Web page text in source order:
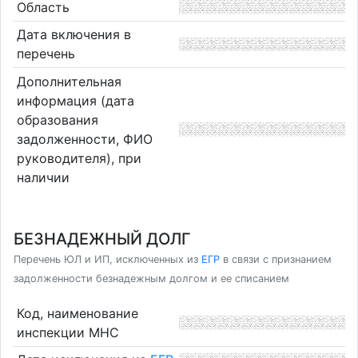
Область
Дата включения в
перечень
Дополнительная
информация (дата
образования
задолженности, ФИО
руководителя), при
наличии
БЕЗНАДЕЖНЫЙ ДОЛГ
Перечень ЮЛ и ИП, исключенных из ЕГР в связи с признанием
задолженности безнадежным долгом и ее списанием
Код, наименование
инспекции МНС